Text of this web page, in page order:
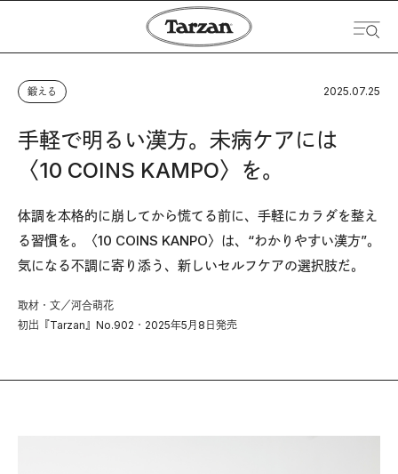
鍛える 2025.07.25
手軽で明るい漢方。未病ケアには
〈10 COINS KAMPO〉を。
体調を本格的に崩してから慌てる前に、手軽にカラダを整え
る習慣を。〈10 COINS KANPO〉は、“わかりやすい漢方”。
気になる不調に寄り添う、新しいセルフケアの選択肢だ。
取材・文／河合萌花
初出『Tarzan』No.902・2025年5月8日発売